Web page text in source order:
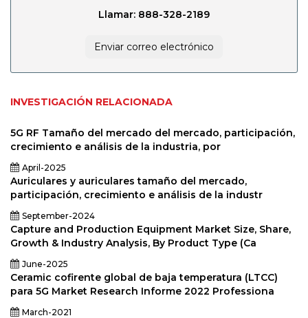
Llamar: 888-328-2189
Enviar correo electrónico
INVESTIGACIÓN RELACIONADA
5G RF Tamaño del mercado del mercado, participación,
crecimiento e análisis de la industria, por
April-2025
Auriculares y auriculares tamaño del mercado,
participación, crecimiento e análisis de la industr
September-2024
Capture and Production Equipment Market Size, Share,
Growth & Industry Analysis, By Product Type (Ca
June-2025
Ceramic cofirente global de baja temperatura (LTCC)
para 5G Market Research Informe 2022 Professiona
March-2021